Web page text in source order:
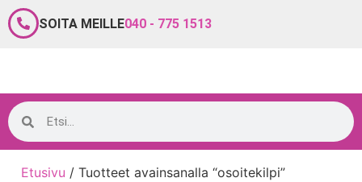
SOITA MEILLE040 - 775 1513
Etusivu / Tuotteet avainsanalla “osoitekilpi”